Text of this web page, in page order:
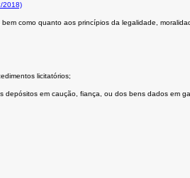
2018)
como quanto aos princípios da legalidade,
licitatórios;
depósitos em caução, fiança, ou dos bens dados em